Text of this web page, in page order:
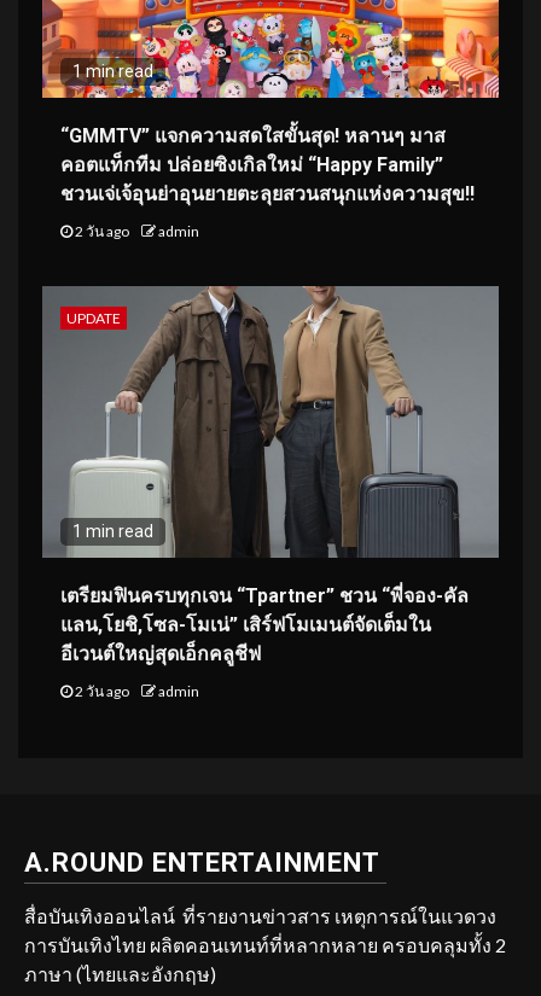
1 min read
“GMMTV” แจกความสดใสขั้นสุด! หลานๆ มาส
คอตแท็กทีม ปล่อยซิงเกิลใหม่ “Happy Family”
ชวนเจ่เจ้อุนย่าอุนยายตะลุยสวนสนุกแห่งความสุข!!
2 วัน ago admin
UPDATE
1 min read
เตรียมฟินครบทุกเจน “Tpartner” ชวน “พี่จอง-คัล
แลน,โยชิ,โซล-โมเน่” เสิร์ฟโมเมนต์จัดเต็มใน
อีเวนต์ใหญ่สุดเอ็กคลูชีฟ
2 วัน ago admin
A.ROUND ENTERTAINMENT
สื่อบันเทิงออนไลน์ ที่รายงานข่าวสาร เหตุการณ์ในแวดวง
การบันเทิงไทย ผลิตคอนเทนท์ที่หลากหลาย ครอบคลุมทั้ง 2
ภาษา (ไทยและอังกฤษ)